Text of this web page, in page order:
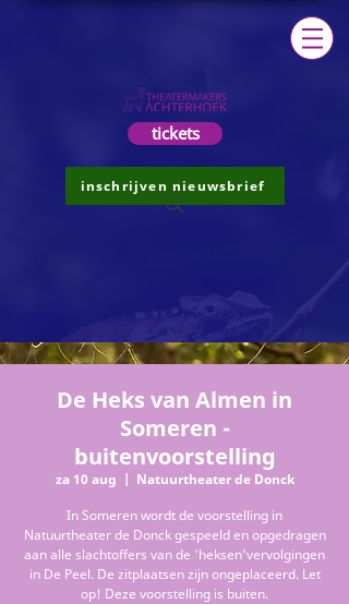
tickets
inschrijven nieuwsbrief
De Heks van Almen in
Someren -
buitenvoorstelling
za 10 aug
  |
Natuurtheater de Donck
In Someren wordt de voorstelling in
Natuurtheater de Donck gespeeld en opgedragen
aan alle slachtoffers van de 'heksen'vervolgingen
in De Peel. De zitplaatsen zijn ongeplaceerd. Let
op! Deze voorstelling is buiten.